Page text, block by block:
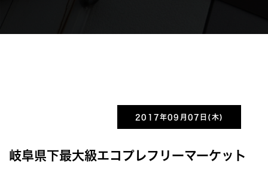
2017年09月07日(木)
岐阜県下最大級エコプレフリーマーケット